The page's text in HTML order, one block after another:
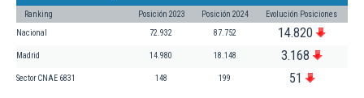
Ranking Posición 2023 Posición 2024 Evolución Posiciones
Nacional 72.932 87.752 14.820
Madrid 14.980 18.148 3.168
Sector CNAE 6831 148 199 51